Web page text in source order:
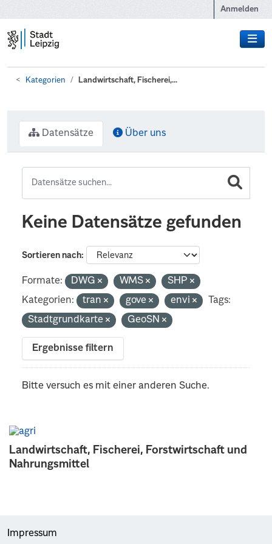
Anmelden
Kategorien Landwirtschaft, Fischerei,...
Landwirtschaft, Fischerei, Forstwirtschaft und
Nahrungsmittel
Datensätze Über uns
Keine Datensätze gefunden
Sortieren nach
Formate: DWG WMS
SHP
Kategorien:
tran gove envi
Tags:
Stadtgrundkarte
GeoSN
Ergebnisse filtern
Bitte versuch es mit einer anderen Suche.
Impressum